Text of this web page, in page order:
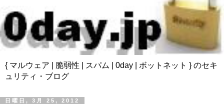
{ マルウェア | 脆弱性 | スパム | 0day | ボットネット } のセキ
ュリティ・ブログ
日曜日, 3月 25, 2012